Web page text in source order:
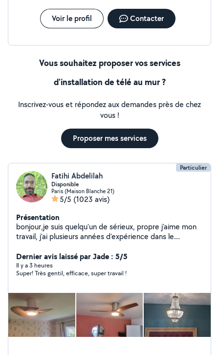
Voir le profil Contacter
Vous souhaitez proposer vos services
d'installation de télé au mur ?
Inscrivez-vous et répondez aux demandes près de chez
vous !
Proposer mes services
Particulier
Fatihi Abdelilah
Disponible
Paris (Maison Blanche 21)
5/5 (1023 avis)
Présentation
bonjour,je suis quelqu'un de sérieux, propre j'aime mon
travail, j'ai plusieurs années d'expérience dans le
étagères. Électricité. montage des meubles en kit....
montage de cuisine... Disponible pour venir faire tous
vos travaux avec un prix raisonnable cordialement
Dernier avis laissé par Jade : 5/5
Il y a 3 heures
Super! Très gentil, efficace, super travail !